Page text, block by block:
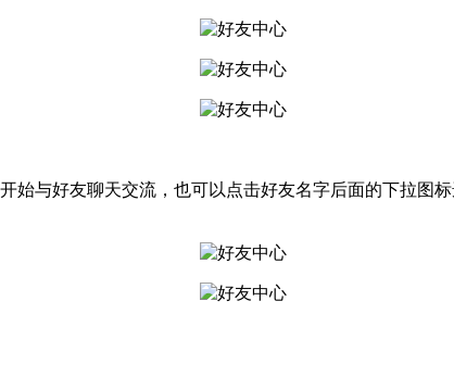
与好友聊天交流，也可以点击好友名字后面的下拉图标